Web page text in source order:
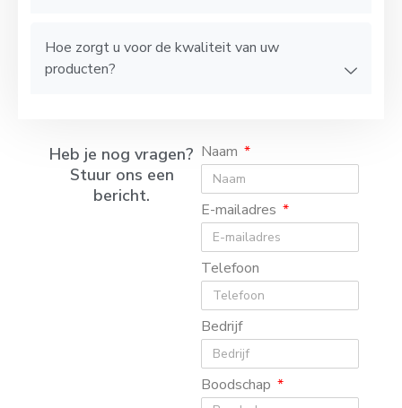
Hoe zorgt u voor de kwaliteit van uw
producten?
Heb je nog vragen?
Stuur ons een
bericht.
Naam
E-mailadres
Telefoon
Bedrijf
Boodschap